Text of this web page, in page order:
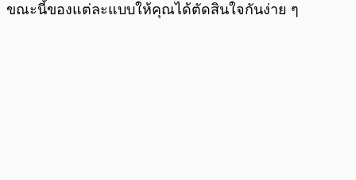
ขณะนี้ของแต่ละแบบให้คุณได้ตัดสินใจกันง่าย ๆ